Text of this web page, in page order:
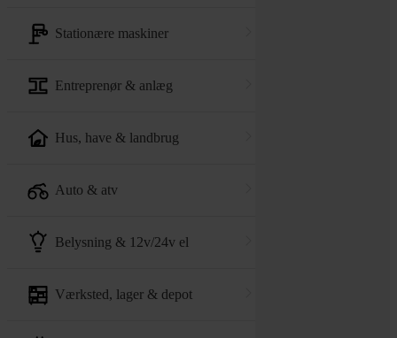
stationære maskiner
entreprenør & anlæg
hus, have & landbrug
auto & atv
belysning & 12v/24v el
værksted, lager & depot